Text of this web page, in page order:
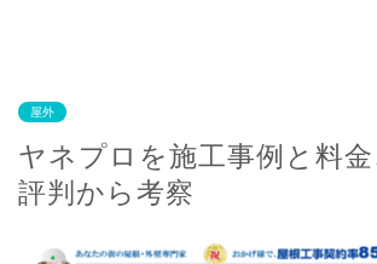
屋外
ヤネプロを施工事例と料
評判から考察